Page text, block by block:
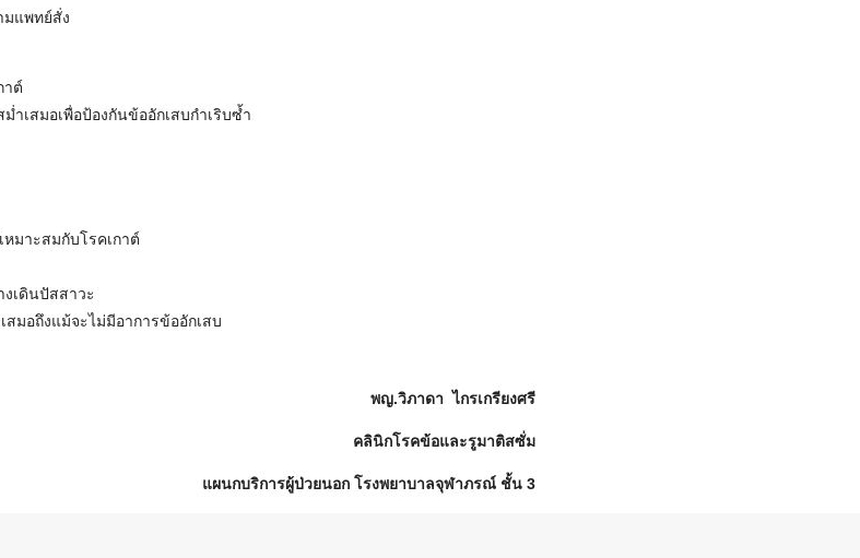
มแพทย์สั่ง
าต์
ำเสมอเพื่อป้องกันข้ออักเสบกำเริบซ้ำ
มาะสมกับโรคเกาต์
เดินปัสสาวะ
มอถึงแม้จะไม่มีอาการข้ออักเสบ
พญ.วิภาดา ไกรเกรียงศรี
คลินิกโรคข้อและรูมาติสซั่ม
แผนกบริการผู้ป่วยนอก โรงพยาบาลจุฬาภรณ์ ชั้น 3